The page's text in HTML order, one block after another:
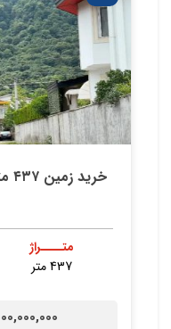
متــــراژ
437 متر
20,000,000,000